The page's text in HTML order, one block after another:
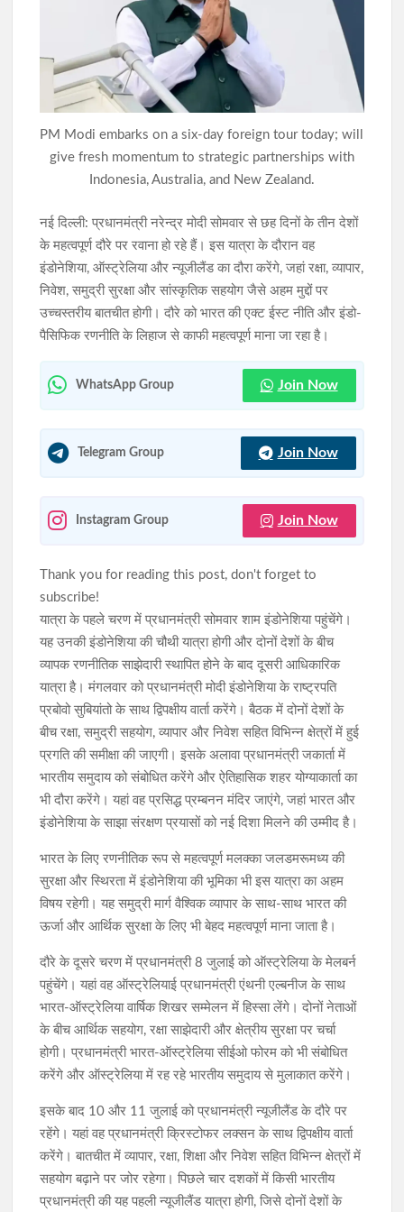
खराब साइकिलों पर बवाल: जनप्रतिनिधियों ने रुकवाया वितरण, पहले मरम्मत
के बाद ही छात्रों को मिलेगी साइकिल
जेपीएससी-जेएसएससी(JPSC) परीक्षा विवाद: विधानसभा घेराव के दौरान
PM Modi embarks on a six-day foreign tour today; will
give fresh momentum to strategic partnerships with
Indonesia, Australia, and New Zealand.
नई दिल्ली: प्रधानमंत्री नरेन्द्र मोदी सोमवार से छह दिनों के तीन देशों
के महत्वपूर्ण दौरे पर रवाना हो रहे हैं। इस यात्रा के दौरान वह
इंडोनेशिया, ऑस्ट्रेलिया और न्यूजीलैंड का दौरा करेंगे, जहां रक्षा, व्यापार,
निवेश, समुद्री सुरक्षा और सांस्कृतिक सहयोग जैसे अहम मुद्दों पर
उच्चस्तरीय बातचीत होगी। दौरे को भारत की एक्ट ईस्ट नीति और इंडो-
पैसिफिक रणनीति के लिहाज से काफी महत्वपूर्ण माना जा रहा है।
WhatsApp Group Join Now
Telegram Group Join Now
Instagram Group Join Now
Thank you for reading this post, don't forget to
subscribe!
यात्रा के पहले चरण में प्रधानमंत्री सोमवार शाम इंडोनेशिया पहुंचेंगे।
यह उनकी इंडोनेशिया की चौथी यात्रा होगी और दोनों देशों के बीच
व्यापक रणनीतिक साझेदारी स्थापित होने के बाद दूसरी आधिकारिक
यात्रा है। मंगलवार को प्रधानमंत्री मोदी इंडोनेशिया के राष्ट्रपति
प्रबोवो सुबियांतो के साथ द्विपक्षीय वार्ता करेंगे। बैठक में दोनों देशों के
बीच रक्षा, समुद्री सहयोग, व्यापार और निवेश सहित विभिन्न क्षेत्रों में हुई
प्रगति की समीक्षा की जाएगी। इसके अलावा प्रधानमंत्री जकार्ता में
भारतीय समुदाय को संबोधित करेंगे और ऐतिहासिक शहर योग्याकार्ता का
भी दौरा करेंगे। यहां वह प्रसिद्ध प्रम्बनन मंदिर जाएंगे, जहां भारत और
इंडोनेशिया के साझा संरक्षण प्रयासों को नई दिशा मिलने की उम्मीद है।
भारत के लिए रणनीतिक रूप से महत्वपूर्ण मलक्का जलडमरूमध्य की
सुरक्षा और स्थिरता में इंडोनेशिया की भूमिका भी इस यात्रा का अहम
विषय रहेगी। यह समुद्री मार्ग वैश्विक व्यापार के साथ-साथ भारत की
ऊर्जा और आर्थिक सुरक्षा के लिए भी बेहद महत्वपूर्ण माना जाता है।
दौरे के दूसरे चरण में प्रधानमंत्री 8 जुलाई को ऑस्ट्रेलिया के मेलबर्न
पहुंचेंगे। यहां वह ऑस्ट्रेलियाई प्रधानमंत्री एंथनी एल्बनीज के साथ
भारत-ऑस्ट्रेलिया वार्षिक शिखर सम्मेलन में हिस्सा लेंगे। दोनों नेताओं
के बीच आर्थिक सहयोग, रक्षा साझेदारी और क्षेत्रीय सुरक्षा पर चर्चा
होगी। प्रधानमंत्री भारत-ऑस्ट्रेलिया सीईओ फोरम को भी संबोधित
करेंगे और ऑस्ट्रेलिया में रह रहे भारतीय समुदाय से मुलाकात करेंगे।
इसके बाद 10 और 11 जुलाई को प्रधानमंत्री न्यूजीलैंड के दौरे पर
रहेंगे। यहां वह प्रधानमंत्री क्रिस्टोफर लक्‍सन के साथ द्विपक्षीय वार्ता
करेंगे। बातचीत में व्यापार, रक्षा, शिक्षा और निवेश सहित विभिन्न क्षेत्रों में
सहयोग बढ़ाने पर जोर रहेगा। पिछले चार दशकों में किसी भारतीय
प्रधानमंत्री की यह पहली न्यूजीलैंड यात्रा होगी, जिसे दोनों देशों के